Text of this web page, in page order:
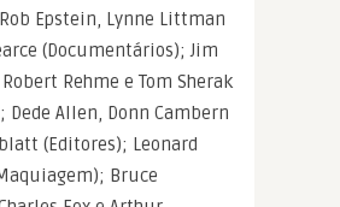
Epstein, Lynne Littman
(Documentários); Jim
Rehme e Tom Sherak
Dede Allen, Donn Cambern
(Editores); Leonard
Bruce